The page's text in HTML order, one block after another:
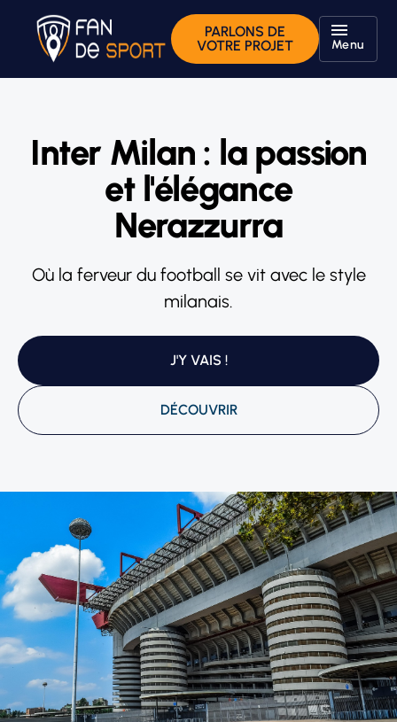
PARLONS DE
VOTRE PROJET
Menu
Inter Milan : la passion
et l'élégance
Nerazzurra
Où la ferveur du football se vit avec le style
milanais.
J'Y VAIS !
DÉCOUVRIR